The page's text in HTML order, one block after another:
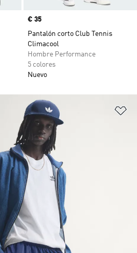
Precio
€ 35
Pantalón corto Club Tennis
Climacool
Hombre Performance
5 colores
Nuevo